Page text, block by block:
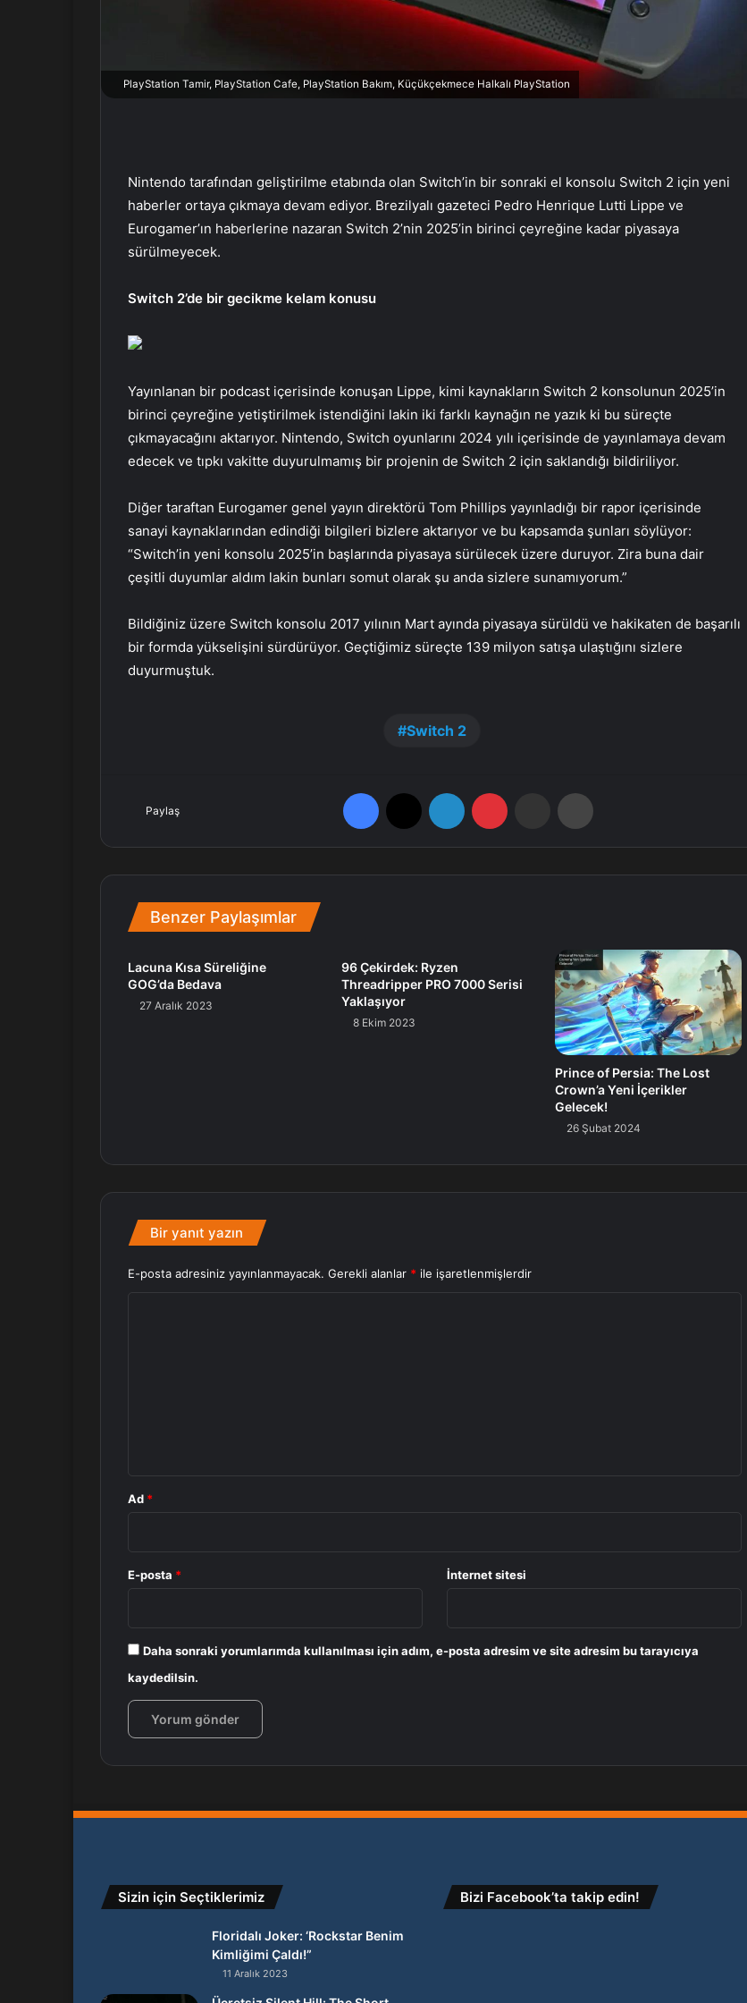
k
PlayStation Tamir, PlayStation Cafe, PlayStation Bakım, Küçükçekmece Halkalı PlayStation
Nintendo tarafından geliştirilme etabında olan Switch’in bir sonraki el konsolu Switch 2 için yeni
haberler ortaya çıkmaya devam ediyor. Brezilyalı gazeteci Pedro Henrique Lutti Lippe ve
Eurogamer’ın haberlerine nazaran Switch 2’nin 2025’in birinci çeyreğine kadar piyasaya
sürülmeyecek.
Switch 2’de bir gecikme kelam konusu
Yayınlanan bir podcast içerisinde konuşan Lippe, kimi kaynakların Switch 2 konsolunun 2025’in
birinci çeyreğine yetiştirilmek istendiğini lakin iki farklı kaynağın ne yazık ki bu süreçte
çıkmayacağını aktarıyor. Nintendo, Switch oyunlarını 2024 yılı içerisinde de yayınlamaya devam
edecek ve tıpkı vakitte duyurulmamış bir projenin de Switch 2 için saklandığı bildiriliyor.
Diğer taraftan Eurogamer genel yayın direktörü Tom Phillips yayınladığı bir rapor içerisinde
sanayi kaynaklarından edindiği bilgileri bizlere aktarıyor ve bu kapsamda şunları söylüyor:
“Switch’in yeni konsolu 2025’in başlarında piyasaya sürülecek üzere duruyor. Zira buna dair
çeşitli duyumlar aldım lakin bunları somut olarak şu anda sizlere sunamıyorum.”
Bildiğiniz üzere Switch konsolu 2017 yılının Mart ayında piyasaya sürüldü ve hakikaten de başarılı
bir formda yükselişini sürdürüyor. Geçtiğimiz süreçte 139 milyon satışa ulaştığını sizlere
duyurmuştuk.
Switch 2
Paylaş
Benzer Paylaşımlar
Lacuna Kısa Süreliğine
GOG’da Bedava
27 Aralık 2023
96 Çekirdek: Ryzen
Threadripper PRO 7000 Serisi
Yaklaşıyor
8 Ekim 2023
Prince of Persia: The Lost
Crown’a Yeni İçerikler
Gelecek!
26 Şubat 2024
Bir yanıt yazın
E-posta adresiniz yayınlanmayacak. Gerekli alanlar * ile işaretlenmişlerdir
Ad *
E-posta * İnternet sitesi
Daha sonraki yorumlarımda kullanılması için adım, e-posta adresim ve site adresim bu tarayıcıya
kaydedilsin.
Sizin için Seçtiklerimiz
Floridalı Joker: ‘Rockstar Benim
Kimliğimi Çaldı!”
11 Aralık 2023
Bizi Facebook’ta takip edin!